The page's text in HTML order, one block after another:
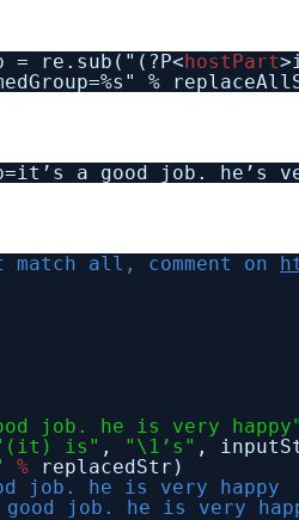
= re.sub("(?P<hostPart
%
a good job. he’s
all, comment on
job. he is very happy"
is" , "\1’s" ,
%
replacedStr)
job. he is very happy
good job. he is very